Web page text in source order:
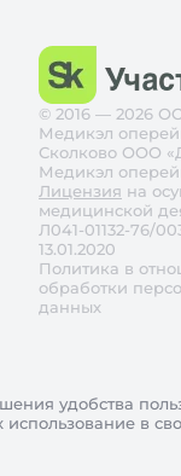
© 2016 — 2026
Медикэл
Сколково ООО
Медикэл
Лицензия на
медицинской
Л041-01132-76/
13.01.2020
Политика в
обработки
данных
удобства
использование в